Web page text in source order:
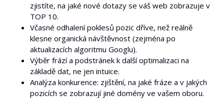
zjistíte, na jaké nové dotazy se váš web zobrazuje v
TOP 10.
Včasné odhalení poklesů pozic dříve, než reálně
klesne organická návštěvnost (zejména po
aktualizacích algoritmu Googlu).
Výběr frází a podstránek k další optimalizaci na
základě dat, ne jen intuice.
Analýza konkurence: zjištění, na jaké fráze a v jakých
pozicích se zobrazují jiné domény ve vašem oboru.